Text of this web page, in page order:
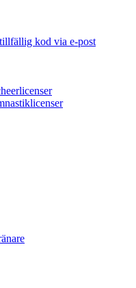
kod via e-post